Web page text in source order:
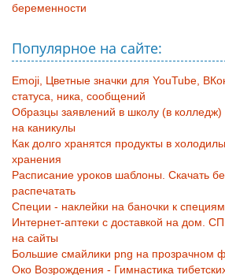
беременности
Популярное на сайте:
Emoji, Цветные значки для YouTube,
статуса, ника, сообщений
Образцы заявлений в школу (в колледж)
на каникулы
Как долго хранятся продукты в
хранения
Расписание уроков шаблоны. Скачать
распечатать
Специи - наклейки на баночки к специям
Интернет-аптеки с доставкой на дом.
на сайты
Большие смайлики png на прозрачном
Око Возрождения - Гимнастика